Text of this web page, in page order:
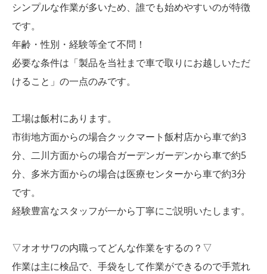
シンプルな作業が多いため、誰でも始めやすいのが特徴
です。
年齢・性別・経験等全て不問！
必要な条件は「製品を当社まで車で取りにお越しいただ
けること」の一点のみです。
工場は飯村にあります。
市街地方面からの場合クックマート飯村店から車で約3
分、二川方面からの場合ガーデンガーデンから車で約5
分、多米方面からの場合は医療センターから車で約3分
です。
経験豊富なスタッフが一から丁寧にご説明いたします。
▽オオサワの内職ってどんな作業をするの？▽
作業は主に検品で、手袋をして作業ができるので手荒れ